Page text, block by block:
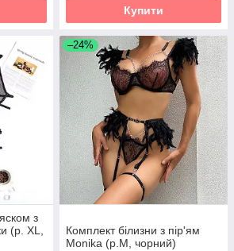
Купити
з
(р. XL,
–24%
Комплект білизни з пір'ям
Monika (р.M, чорний)